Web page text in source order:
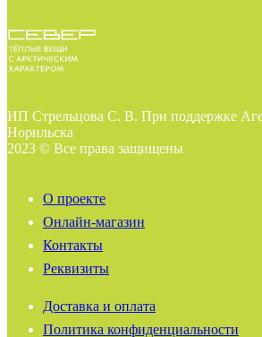
ИП Стрельцова С. В. При поддержке
Норильска
2023 © Все права защищены
О проекте
Онлайн-магазин
Контакты
Реквизиты
Доставка и оплата
Политика конфиденциальности